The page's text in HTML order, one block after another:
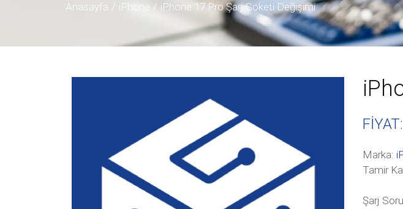
Anasayfa iPhone iPhone 17 Pro Şarj Soketi Değişimi
Marka:
Tamir
Şarj